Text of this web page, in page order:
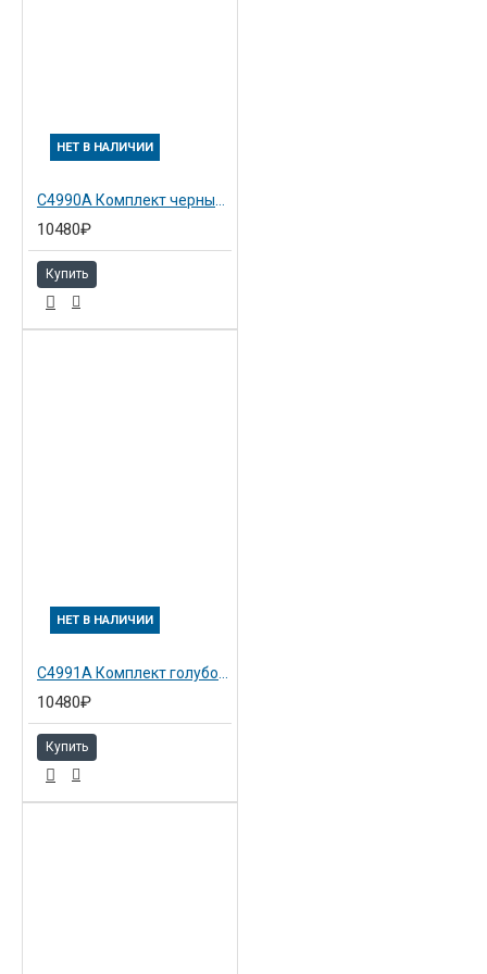
НЕТ В НАЛИЧИИ
10480₽
Купить
НЕТ В НАЛИЧИИ
10480₽
Купить